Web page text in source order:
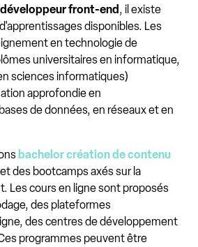
développeur front-end , il existe
disponibles. Les
en technologie de
universitaires en informatique,
sciences informatiques)
approfondie en
de données, en réseaux et en
bachelor création de contenu
des bootcamps axés sur la
Les cours en ligne sont proposés
des plateformes
des centres de développement
programmes peuvent être